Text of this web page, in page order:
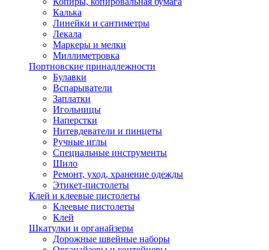
Калька
Линейки и сантиметры
Лекала
Маркеры и мелки
Миллиметровка
Портновские принадлежности
Булавки
Вспарыватели
Заплатки
Игольницы
Наперстки
Нитевдеватели и пинцеты
Ручные иглы
Специальные инструменты
Шило
Ремонт, уход, хранение одежды
Этикет-пистолеты
Клей и клеевые пистолеты
Клеевые пистолеты
Клей
Шкатулки и органайзеры
Дорожные швейные наборы